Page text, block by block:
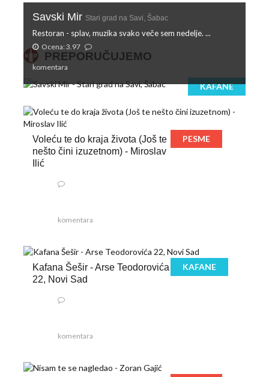
PREPORUČUJEMO
KAFANE
Savski Mir Stari grad na Savi, Šabac
Restoran - splav, muzika svako veče sem nedelje. ...
Ocena: 3.97
komentara
Voleću te do kraja života (Još te
nešto čini izuzetnom) - Miroslav
Ilić
PESME
komentara
Kafana Šešir - Arse Teodorovića
22, Novi Sad
KAFANE
komentara